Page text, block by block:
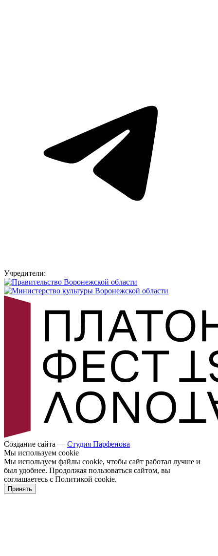
Учредители:
Создание сайта — Cтудия Парфенова
Мы используем cookie
Мы используем файлы cookie, чтобы сайт работал лучше и
был удобнее. Продолжая пользоваться сайтом, вы
соглашаетесь с Политикой cookie.
Принять